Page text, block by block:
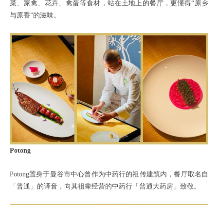
菜、家禽、花卉、禽蛋等食材，站在土地上的餐厅，更懂得“原乡
与原香”的滋味。
Potong
Potong置身于曼谷市中心曾作为中药行的祖传建筑内，餐厅取名自
「普通」的译音，向其祖辈经营的中药行「普通大药房」致敬。